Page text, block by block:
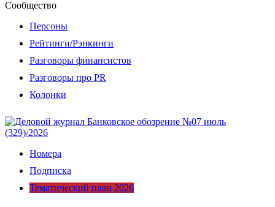
Сообщество
Персоны
Рейтинги/Рэнкинги
Разговоры финансистов
Разговоры про PR
Колонки
Номера
Подписка
Тематический план 2026